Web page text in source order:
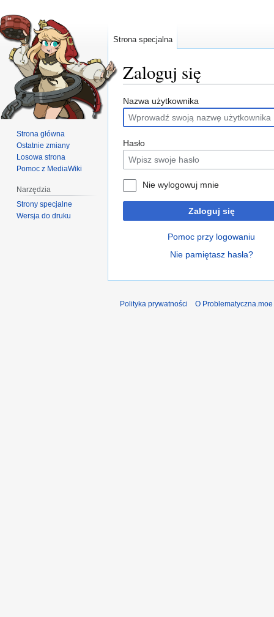
Zaloguj się
Przejdź
do
nawigacji
Przejdź
do
wyszukiwania
Nazwa użytkownika
Hasło
Nie wylogowuj mnie
Zaloguj się
Pomoc przy logowaniu
Nie pamiętasz hasła?
Strona specjalna
Strona główna
Ostatnie zmiany
Losowa strona
Pomoc z MediaWiki
Narzędzia
Strony specjalne
Wersja do druku
Polityka prywatności O Problematyczna.moe